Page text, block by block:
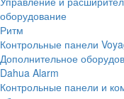
оборудование
Ритм
Контрольные панели
Дополнительное
Dahua Alarm
Контрольные панели и